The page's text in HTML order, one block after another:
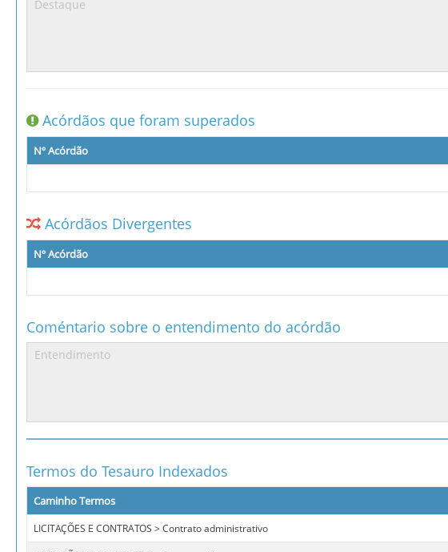
Acórdãos que foram superados
Nº Acórdão
Acórdãos Divergentes
Nº Acórdão
Coméntario sobre o entendimento do acórdão
Termos do Tesauro Indexados
Caminho Termos
LICITAÇÕES E CONTRATOS > Contrato administrativo